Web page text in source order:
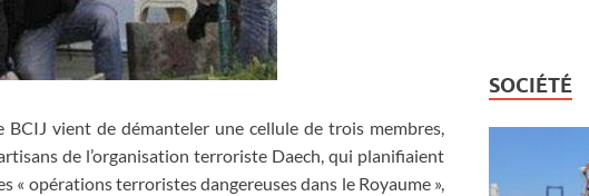
BCIJ vient de démanteler une cellule de trois membres,
de l’organisation terroriste Daech, qui planifiaient
« opérations terroristes dangereuses dans le Royaume »,
SOCIÉTÉ